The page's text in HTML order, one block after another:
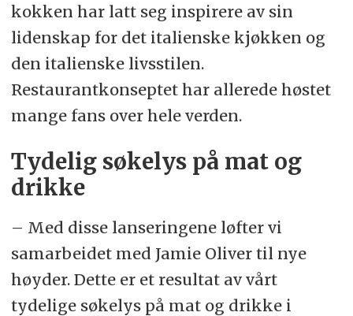
kokken har latt seg inspirere av sin
lidenskap for det italienske kjøkken og
den italienske livsstilen.
Restaurantkonseptet har allerede høstet
mange fans over hele verden.
Tydelig søkelys på mat og
drikke
– Med disse lanseringene løfter vi
samarbeidet med Jamie Oliver til nye
høyder. Dette er et resultat av vårt
tydelige søkelys på mat og drikke i